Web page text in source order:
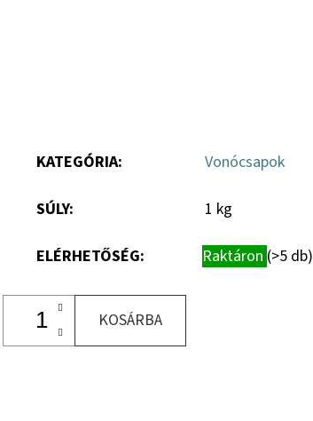
KATEGÓRIA: Vonócsapok
SÚLY: 1 kg
ELÉRHETŐSÉG: Raktáron (>5 db)
KOSÁRBA